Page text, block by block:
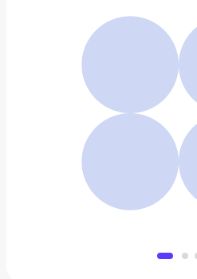
LABUBU The
55 635
Добавить в